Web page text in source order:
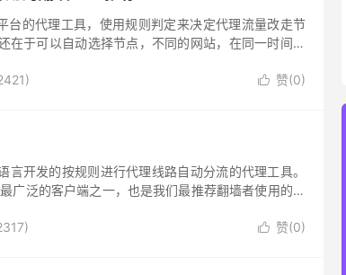
台的代理工具，使用规则判定来决定代理流量改走节
在于可以自动选择节点，不同的网站，在同一时间，
 赞(0)
言开发的按规则进行代理线路自动分流的代理工具。
广泛的客户端之一，也是我们最推荐翻墙者使用的翻
 赞(0)